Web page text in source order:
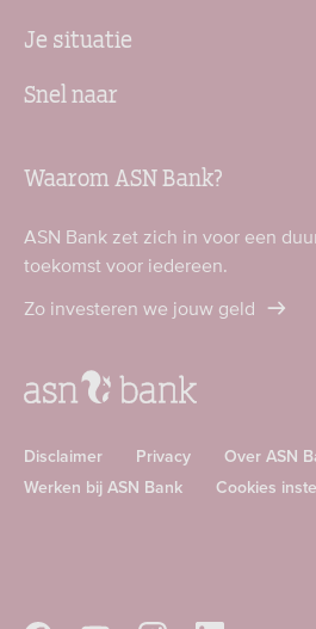
Je situatie
Snel naar
Waarom ASN Bank?
ASN Bank zet zich in voor een
toekomst voor iedereen.
Zo investeren we jouw geld
Disclaimer Privacy
Over ASN
Werken bij ASN Bank
Cookies